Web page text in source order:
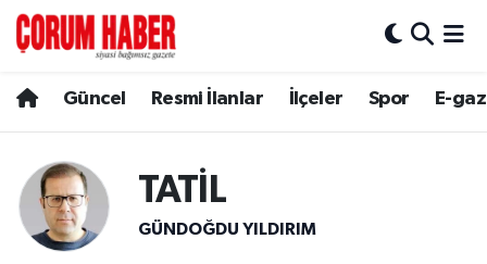
Güncel Resmi İlanlar İlçeler Spor E-
TATİL
GÜNDOĞDU YILDIRIM
Spor
Resmi İlanlar
Alaca
Hava Durumu
Çorum Namaz Vakitleri
Trafik Durumu